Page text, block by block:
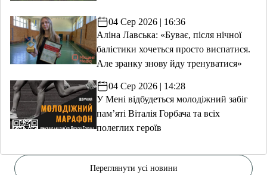
04 Сер 2026 | 16:36
Аліна Лавська: «Буває, після нічної
балістики хочеться просто виспатися.
Але зранку знову йду тренуватися»
04 Сер 2026 | 14:28
У Мені відбудеться молодіжний забіг
пам’яті Віталія Горбача та всіх
полеглих героїв
Переглянути усі новини